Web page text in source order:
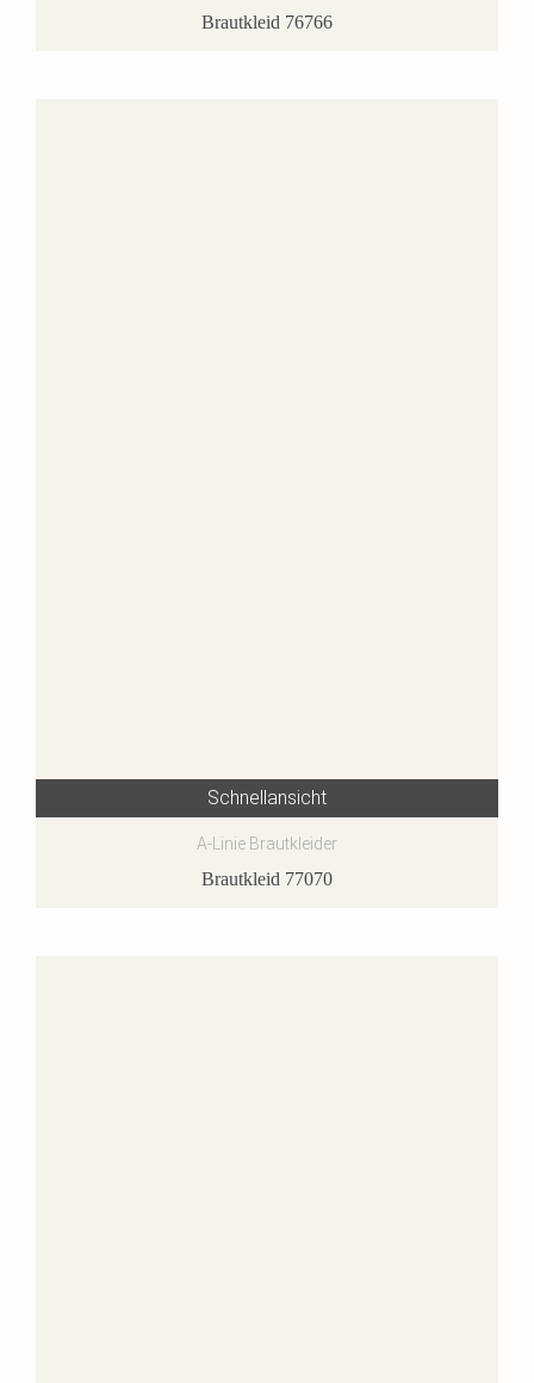
Brautkleid 76766
Schnellansicht
A-Linie Brautkleider
Brautkleid 77070